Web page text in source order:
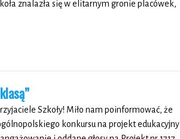
znalazła się w elitarnym gronie placówek,
Szkoły! Miło nam poinformować, że
konkursu na projekt edukacyjny